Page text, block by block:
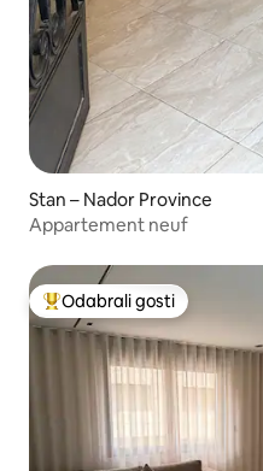
Stan – Nador Province
Appartement neuf
Među najviše rangiranima
Odabrali gosti